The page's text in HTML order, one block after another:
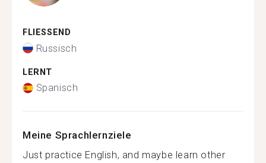
FLIESSEND
Russisch
LERNT
Spanisch
Meine Sprachlernziele
Just practice English, and maybe learn other